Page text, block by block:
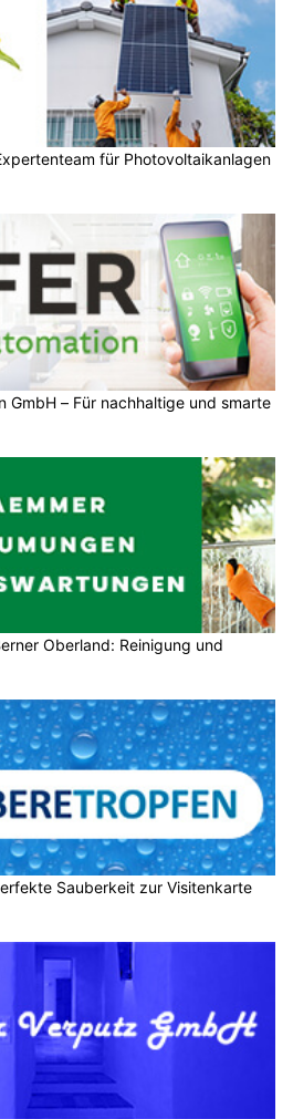
für Photovoltaikanlagen
GmbH – Für nachhaltige und smarte
Oberland: Reinigung und
Sauberkeit zur Visitenkarte